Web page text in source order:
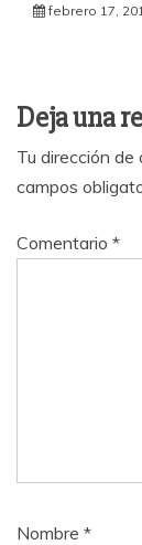
febrero 17,
Deja una
Tu dirección de
campos
Comentario *
Nombre *